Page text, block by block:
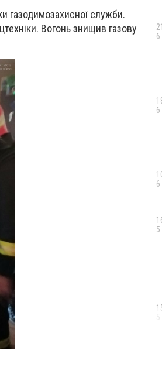
газодимозахисної служби.
Вогонь знищив газову